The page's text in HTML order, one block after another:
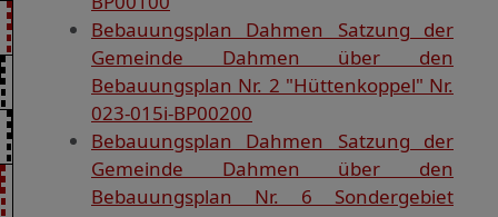
Bebauungsplan Dahmen Satzung der
Gemeinde Dahmen über den
Bebauungsplan Nr. 2 "Hüttenkoppel" Nr.
023-015i-BP00200
Bebauungsplan Dahmen Satzung der
Gemeinde Dahmen über den
Bebauungsplan Nr. 6 Sondergebiet